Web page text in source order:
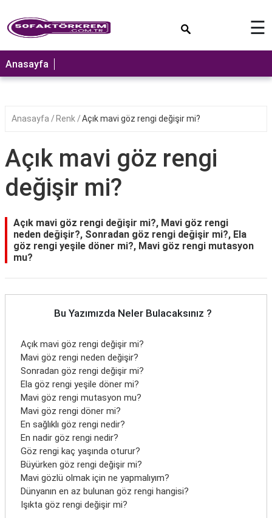
ANASAYFA
☰
Anasayfa
Anasayfa Renk Açık mavi göz rengi değişir mi?
Açık mavi göz rengi
değişir mi?
Açık mavi göz rengi değişir mi?, Mavi göz rengi
neden değişir?, Sonradan göz rengi değişir mi?, Ela
göz rengi yeşile döner mi?, Mavi göz rengi mutasyon
mu?
Bu Yazımızda Neler Bulacaksınız ?
Açık mavi göz rengi değişir mi?
Mavi göz rengi neden değişir?
Sonradan göz rengi değişir mi?
Ela göz rengi yeşile döner mi?
Mavi göz rengi mutasyon mu?
Mavi göz rengi döner mi?
En sağlıklı göz rengi nedir?
En nadir göz rengi nedir?
Göz rengi kaç yaşında oturur?
Büyürken göz rengi değişir mi?
Mavi gözlü olmak için ne yapmalıyım?
Dünyanın en az bulunan göz rengi hangisi?
Işıkta göz rengi değişir mi?